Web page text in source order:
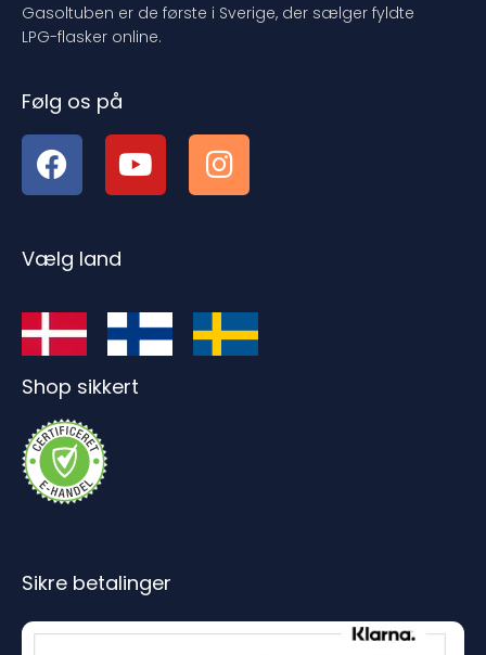
Gasoltuben er de første i Sverige, der sælger fyldte
LPG-flasker online.
Følg os på
Vælg land
Shop sikkert
Sikre betalinger